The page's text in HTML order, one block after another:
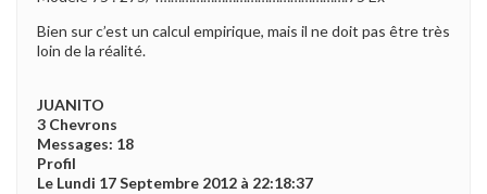
Bien sur c’est un calcul empirique, mais il ne doit pas être très
loin de la réalité.
JUANITO
3 Chevrons
Messages: 18
Profil
Le Lundi 17 Septembre 2012 à 22:18:37